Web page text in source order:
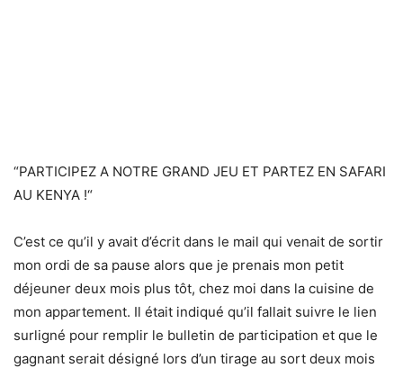
“PARTICIPEZ A NOTRE GRAND JEU ET PARTEZ EN SAFARI
AU KENYA !“
C’est ce qu’il y avait d’écrit dans le mail qui venait de sortir
mon ordi de sa pause alors que je prenais mon petit
déjeuner deux mois plus tôt, chez moi dans la cuisine de
mon appartement. Il était indiqué qu’il fallait suivre le lien
surligné pour remplir le bulletin de participation et que le
gagnant serait désigné lors d’un tirage au sort deux mois